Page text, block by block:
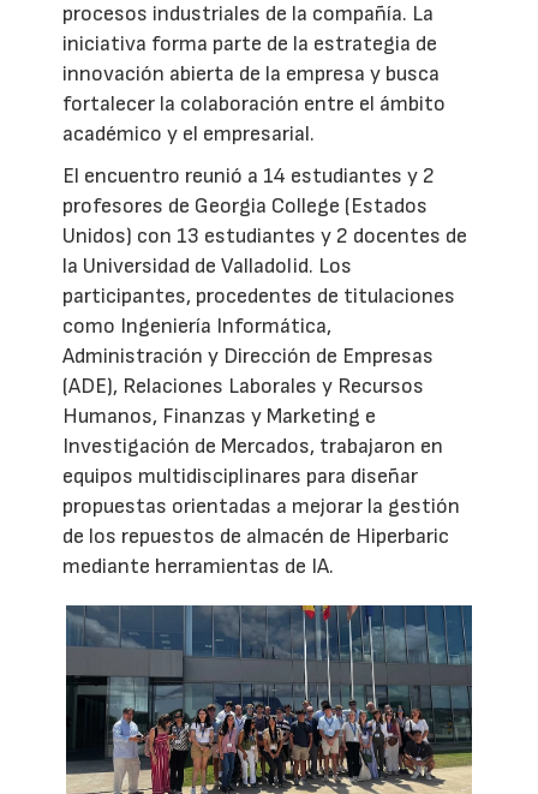
procesos industriales de la compañía. La
iniciativa forma parte de la estrategia de
innovación abierta de la empresa y busca
fortalecer la colaboración entre el ámbito
académico y el empresarial.
El encuentro reunió a 14 estudiantes y 2
profesores de Georgia College (Estados
Unidos) con 13 estudiantes y 2 docentes de
la Universidad de Valladolid. Los
participantes, procedentes de titulaciones
como Ingeniería Informática,
Administración y Dirección de Empresas
(ADE), Relaciones Laborales y Recursos
Humanos, Finanzas y Marketing e
Investigación de Mercados, trabajaron en
equipos multidisciplinares para diseñar
propuestas orientadas a mejorar la gestión
de los repuestos de almacén de Hiperbaric
mediante herramientas de IA.